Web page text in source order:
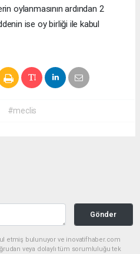
oylanmasının ardından 2
ise oy birliği ile kabul
#meclis
Gönder
etmiş bulunuyor ve inovatifhaber.com
veya dolaylı tüm sorumluluğu tek